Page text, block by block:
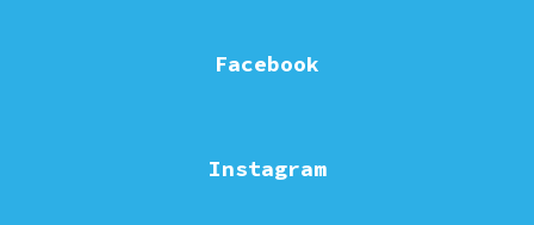
Facebook
Instagram